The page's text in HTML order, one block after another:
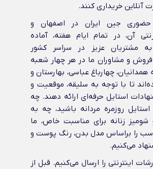
خریداری کنند.
حضوری جین ایران در اصفهان و
آن، در تمام ایام هفته، آماده
مشتریان عزیز در سراسر کشور
فروش و مشاوران ما در هر چهار شعبه
چهارباغ عباسی، بهارستان و
تا با توجه به سلیقه، موقعیت و
استایل حرفه‌ای ارائه دهند. چه
روزمره مردانه باشید، چه به
شومیز زنانه برای مناسبت خاص، ما
را براساس مدل بدن، رنگ پوست و
می‌کنیم.
اینترنتی را ارسال می‌کنیم. قبل از